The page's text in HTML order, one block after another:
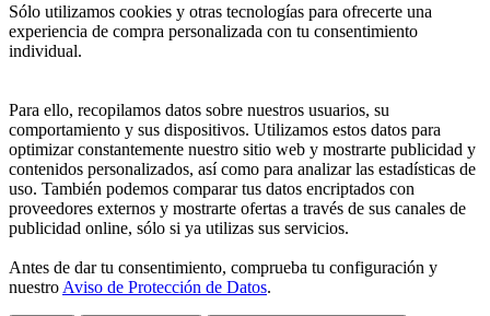
Sólo utilizamos cookies y otras tecnologías para ofrecerte una
experiencia de compra personalizada con tu consentimiento
individual.
Para ello, recopilamos datos sobre nuestros usuarios, su
comportamiento y sus dispositivos. Utilizamos estos datos para
optimizar constantemente nuestro sitio web y mostrarte publicidad y
contenidos personalizados, así como para analizar las estadísticas de
uso. También podemos comparar tus datos encriptados con
proveedores externos y mostrarte ofertas a través de sus canales de
publicidad online, sólo si ya utilizas sus servicios.
Antes de dar tu consentimiento, comprueba tu configuración y
nuestro Aviso de Protección de Datos.